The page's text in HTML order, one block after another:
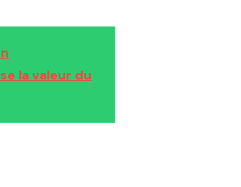
la valeur du